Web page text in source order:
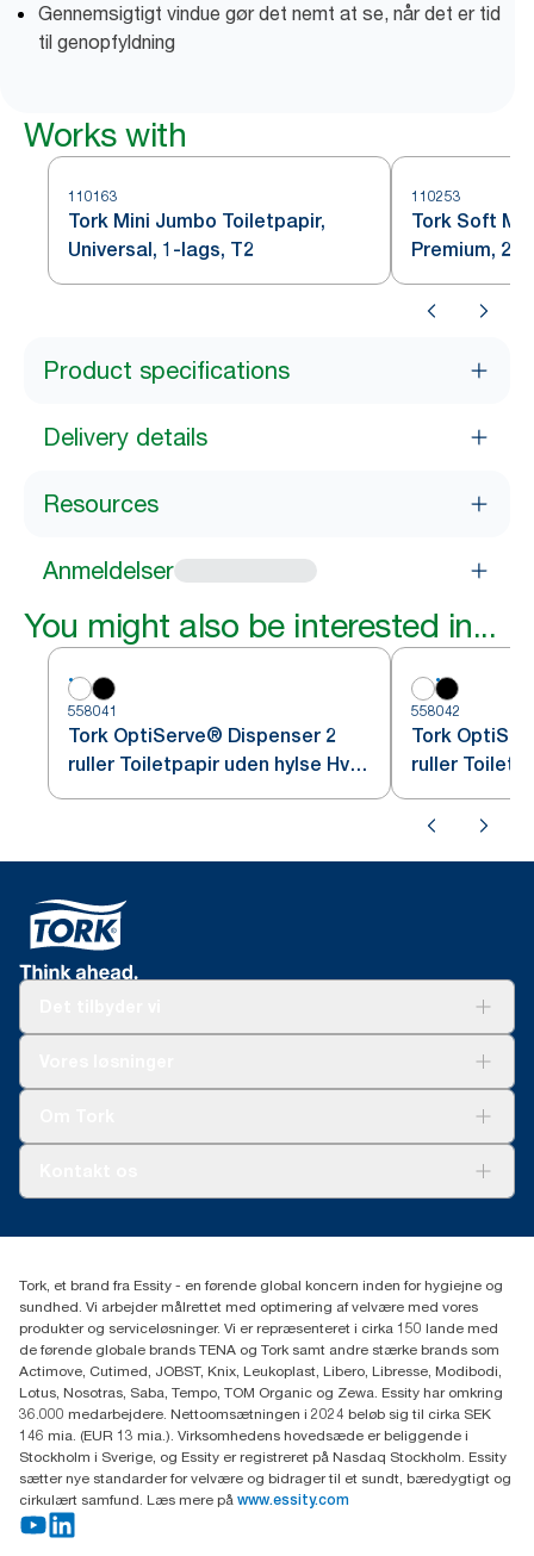
Gennemsigtigt vindue gør det nemt at se, når det er tid
til genopfyldning
Works with
110163
Tork Mini Jumbo Toiletpapir,
Universal, 1-lags, T2
110253
Tork Soft
Premium, 2-
Product specifications
Delivery details
Resources
Anmeldelser
You might also be interested in...
558041
Tork OptiServe® Dispenser 2
ruller Toiletpapir uden hylse Hvid
T7
558042
Tork
ruller
T7
Smiley-rapport
(+45) 48 16 82 44
Professional Hygiene
Gydevang 33
DK-3450 Allerød
Tork, et brand fra Essity - en førende global koncern inden for hygiejne og
sundhed. Vi arbejder målrettet med optimering af velvære med vores
produkter og serviceløsninger. Vi er repræsenteret i cirka 150 lande med
de førende globale brands TENA og Tork samt andre stærke brands som
Actimove, Cutimed, JOBST, Knix, Leukoplast, Libero, Libresse, Modibodi,
Lotus, Nosotras, Saba, Tempo, TOM Organic og Zewa. Essity har omkring
36.000 medarbejdere. Nettoomsætningen i 2024 beløb sig til cirka SEK
146 mia. (EUR 13 mia.). Virksomhedens hovedsæde er beliggende i
Stockholm i Sverige, og Essity er registreret på Nasdaq Stockholm. Essity
sætter nye standarder for velvære og bidrager til et sundt, bæredygtigt og
cirkulært samfund. Læs mere på www.essity.com